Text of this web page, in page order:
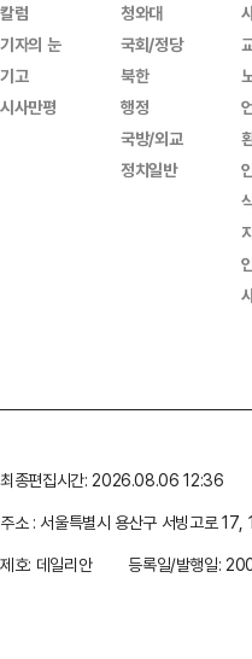
칼럼
기자의 눈
기고
시사만평
청와대
국회/정당
북한
행정
국방/외교
정치일반
최종편집시간: 2026.08.06 12:36
주소 : 서울특별시 용산구 서빙고로
제호: 데일리안
등록일/발행일: